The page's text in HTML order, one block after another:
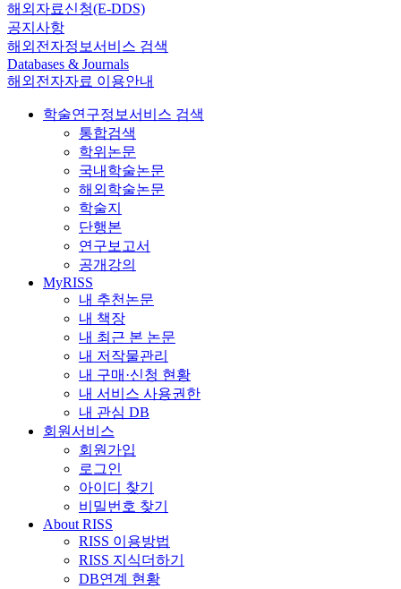
해외자료신청(E-DDS)
공지사항
해외전자정보서비스 검색
Databases & Journals
해외전자자료 이용안내
학술연구정보서비스 검색
통합검색
학위논문
국내학술논문
해외학술논문
학술지
단행본
연구보고서
공개강의
MyRISS
내 추천논문
내 책장
내 최근 본 논문
내 저작물관리
내 구매·신청 현황
내 서비스 사용권한
내 관심 DB
회원서비스
회원가입
로그인
아이디 찾기
비밀번호 찾기
About RISS
RISS 이용방법
RISS 지식더하기
DB연계 현황